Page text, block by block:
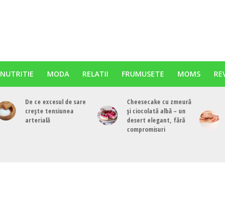
NUTRITIE MODA RELATII FRUMUSETE MOMS
De ce excesul de sare
crește tensiunea
arterială
Cheesecake cu zmeură
și ciocolată albă – un
desert elegant, fără
compromisuri